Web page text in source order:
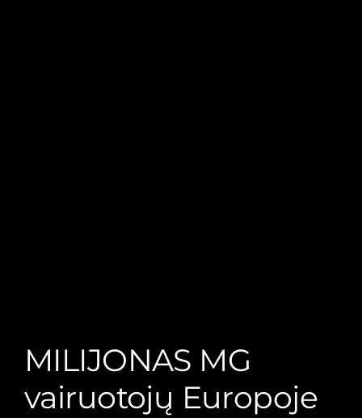
MILIJONAS MG
vairuotojų Europoje